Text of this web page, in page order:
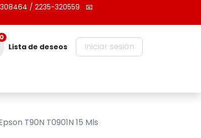
/ 2235-320559 📧
0
Lista de deseos Iniciar sesión
T90N T0901N 15 Mls